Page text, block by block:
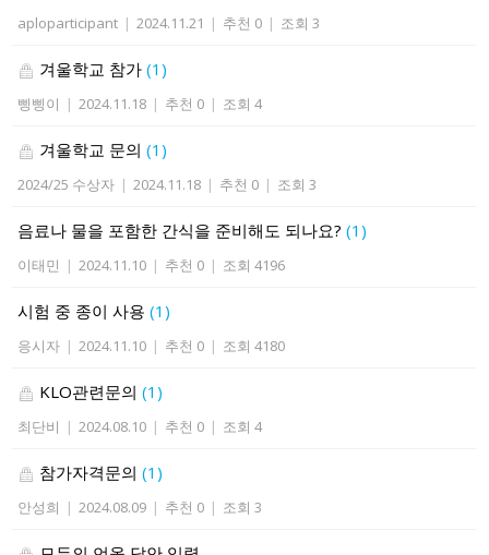
aploparticipant | 2024.11.21 | 추천 0 | 조회 3
겨울학교 참가(1)
삥삥이 | 2024.11.18 | 추천 0 | 조회 4
겨울학교 문의(1)
2024/25 수상자 | 2024.11.18 | 추천 0 | 조회 3
음료나 물을 포함한 간식을 준비해도 되나요?(1)
이태민 | 2024.11.10 | 추천 0 | 조회 4196
시험 중 종이 사용(1)
응시자 | 2024.11.10 | 추천 0 | 조회 4180
KLO관련문의(1)
최단비 | 2024.08.10 | 추천 0 | 조회 4
참가자격문의(1)
안성희 | 2024.08.09 | 추천 0 | 조회 3